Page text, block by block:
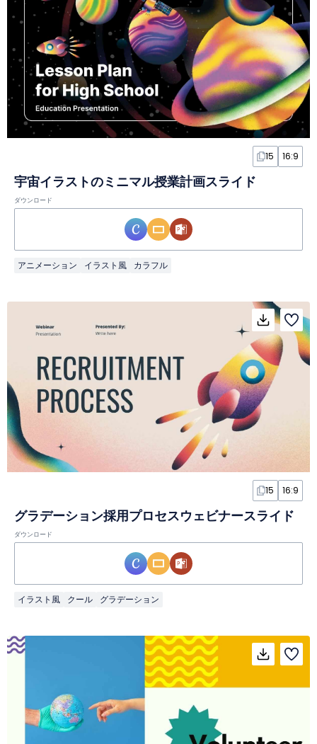
15 16:9
宇宙イラストのミニマル授業計画スライド
ダウンロード
アニメーション イラスト風 カラフル
15 16:9
グラデーション採用プロセスウェビナースライド
ダウンロード
イラスト風 クール グラデーション